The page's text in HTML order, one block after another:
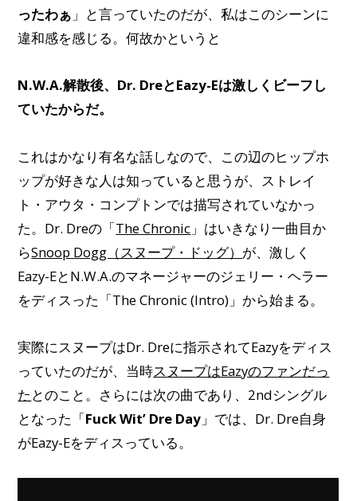
ったわぁ 」と言っていたのだが、私はこのシーンに
違和感を感じる。何故かというと
N.W.A.解散後、Dr. DreとEazy-Eは激しくビーフし
ていたからだ。
これはかなり有名な話しなので、この辺のヒップホ
ップが好きな人は知っていると思うが、ストレイ
ト・アウタ・コンプトンでは描写されていなかっ
た。Dr. Dreの「The Chronic 」はいきなり一曲目か
らSnoop Dogg（スヌープ・ドッグ） が、激しく
Eazy-EとN.W.A.のマネージャーのジェリー・ヘラー
をディスった「The Chronic (Intro)」から始まる。
実際にスヌープはDr. Dreに指示されてEazyをディス
っていたのだが、当時スヌープはEazyのファンだっ
た とのこと。さらには次の曲であり、2ndシングル
となった「Fuck Wit’ Dre Day 」では、Dr. Dre自身
がEazy-Eをディスっている。